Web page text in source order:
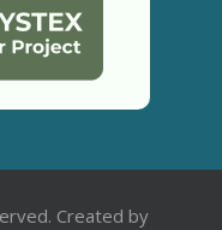
Created by